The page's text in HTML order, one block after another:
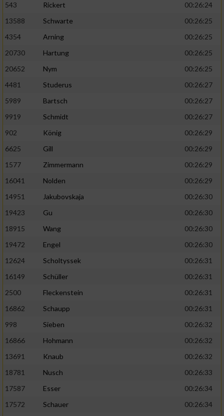
543
Rickert
00:26:24
13588
Schwarte
00:26:25
4354
Arning
00:26:25
20730
Hartung
00:26:25
20652
Nym
00:26:25
4481
Studerus
00:26:27
5989
Bartsch
00:26:27
9919
Schmidt
00:26:27
902
König
00:26:29
6625
Gill
00:26:29
1577
Zimmermann
00:26:29
16041
Nolden
00:26:29
14951
Jakubovskaja
00:26:30
19423
Gu
00:26:30
18915
Wang
00:26:30
19472
Engel
00:26:30
12624
Scholtyssek
00:26:31
16149
Schüller
00:26:31
2500
Fleckenstein
00:26:31
16862
Schaupp
00:26:31
998
Sieben
00:26:32
16866
Hohmann
00:26:32
13691
Knaub
00:26:32
18781
Nusch
00:26:33
17587
Esser
00:26:34
17572
Schauer 00:26:34